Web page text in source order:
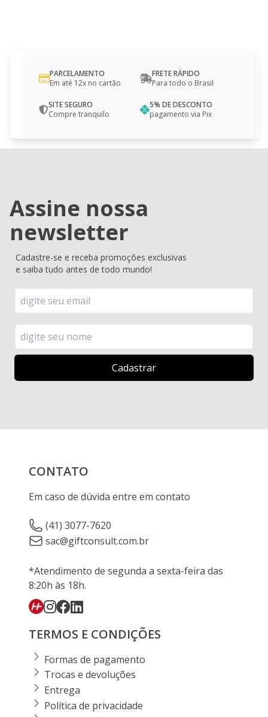
PARCELAMENTO
Em até 12x no cartão
FRETE RÁPIDO
Para todo o Brasil
SITE SEGURO
Compre tranquilo
5% DE DESCONTO
pagamento via Pix
Assine nossa
newsletter
Cadastre-se e receba promoções exclusivas
e saiba tudo antes de todo mundo!
CONTATO
Em caso de dúvida entre em contato
(41) 3077-7620
sac@giftconsult.com.br
*Atendimento de segunda a sexta-feira das
8:20h às 18h.
TERMOS E CONDIÇÕES
Formas de pagamento
Trocas e devoluções
Entrega
Política de privacidade